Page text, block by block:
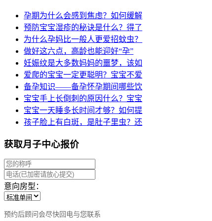
孕期为什么会感到焦虑？如何缓解
预防宝宝湿疹的秘诀是什么？得了
为什么孕妈比一般人更爱招蚊虫？
做好这六点，高龄也能迎好“孕”
妊娠纹是大多数妈妈的噩梦，该如
爱爬的宝宝一定更聪明？宝宝不爱
备孕知识——备孕怀孕期间哪些饮
宝宝手上长倒刺的原因什么？宝宝
宝宝一天睡多长时间才够？如何提
孩子脸上有白斑，是肚子里虫？还
获取月子中心报价
意向房型：
预约后顾问会尽快回电与您联系